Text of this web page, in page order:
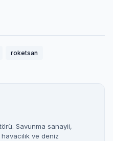
roketsan
Savunma sanayii,
ve deniz